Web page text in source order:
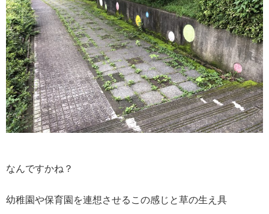
なんですかね？
幼稚園や保育園を連想させるこの感じと草の生え具